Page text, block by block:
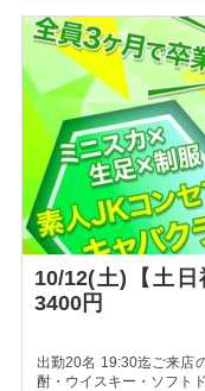
10/12(土)【土
3400円
出勤20名 19:30迄ご来店
酎・ウイスキー・ソフト